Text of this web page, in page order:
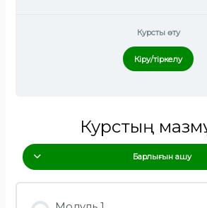
Курсты өту
Кіру/тіркелу
Курстың
Барлығын ашу